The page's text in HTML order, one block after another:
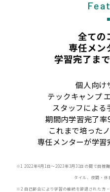
全ての
専任メン
学習完了ま
個人向け
テックキャンプ
スタッフによる
期間内学習完了
これまで培った
専任メンターが学習
※1 2022年4月1日〜2023年3月31日の間で目標
タイル、夜間・休
※2 自己都合により学習の継続を辞退された方